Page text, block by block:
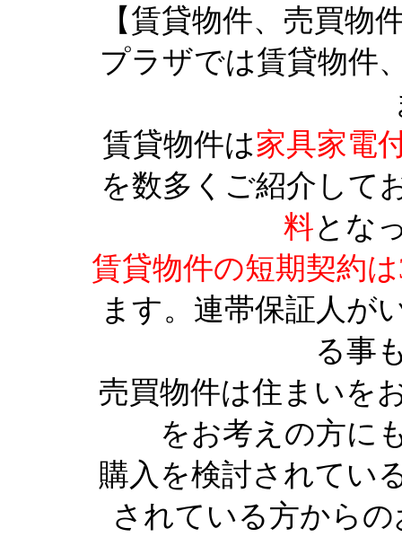
【賃貸物件、売買物
プラザでは賃貸物件
賃貸物件は家具家電
を数多くご紹介して
料とな
賃貸物件の短期契約
ます。連帯保証人が
る事
売買物件は住まいを
をお考えの方に
購入を検討されてい
されている方から